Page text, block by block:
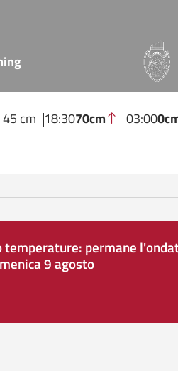
cm 18:3070cm 03:00
temperature: permane
9 agosto